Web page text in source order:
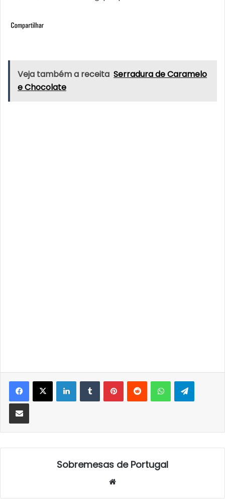
Veja também a receita Serradura de Caramelo
e Chocolate
LinkedInTumblrPinterestReddit WhatsApp
Partilhar Via Email
Sobremesas de Portugal